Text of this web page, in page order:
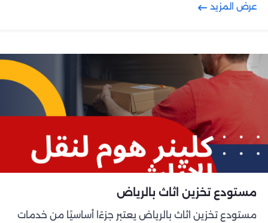
عرض المزيد
مستودع تخزين اثاث بالرياض
مستودع تخزين اثاث بالرياض يعتبر جزءًا أساسيًا من خدمات